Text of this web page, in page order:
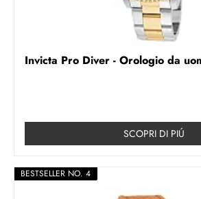
Invicta Pro Diver - Orologio da
SCOPRI DI PIÚ
BESTSELLER NO. 4